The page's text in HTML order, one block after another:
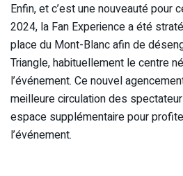
Enfin, et c’est une nouveauté pour
2024, la Fan Experience a été
place du Mont-Blanc afin de
Triangle, habituellement le centre
l’événement. Ce nouvel
meilleure circulation des
espace supplémentaire pour
l’événement.